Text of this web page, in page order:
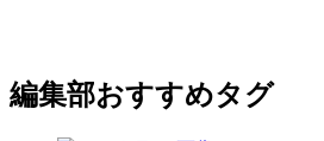
編集部おすすめタグ